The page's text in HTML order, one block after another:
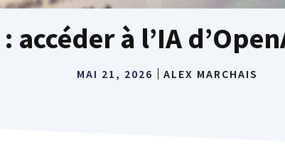
accéder à l’IA
MAI 21, 2026 ALEX MARCHAIS